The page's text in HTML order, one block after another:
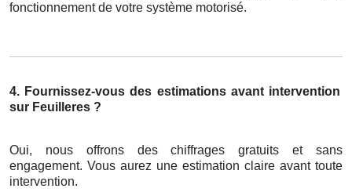
fonctionnement de votre système motorisé.
4. Fournissez-vous des estimations avant intervention
sur Feuilleres ?
Oui, nous offrons des chiffrages gratuits et sans
engagement. Vous aurez une estimation claire avant toute
intervention.